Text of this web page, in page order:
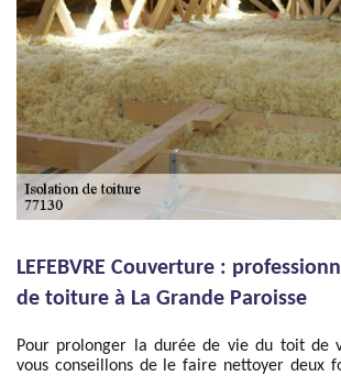
LEFEBVRE Couverture :
de toiture à La Grande Paroisse
Pour prolonger la durée de vie du toit de
vous conseillons de le faire nettoyer deux